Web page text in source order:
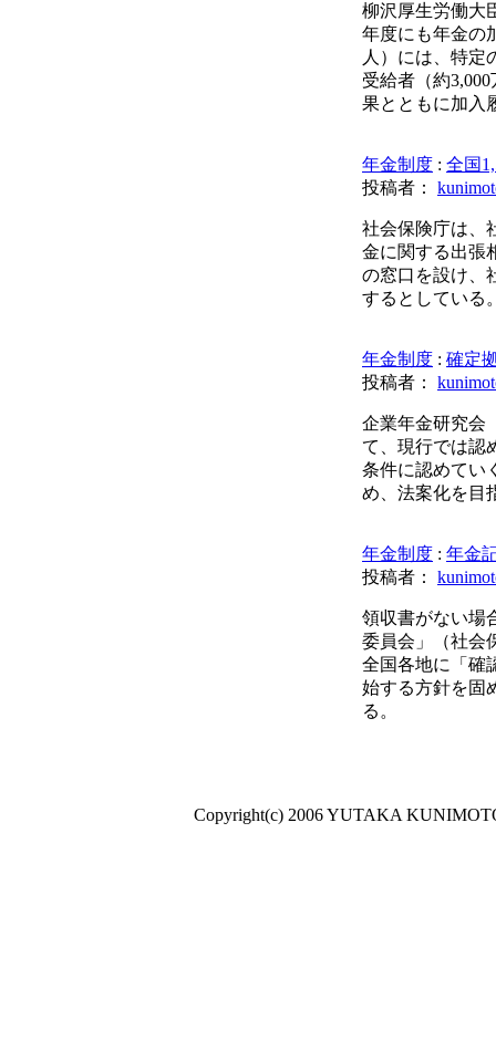
柳沢厚生労働大
年度にも年金の
人）には、特定
受給者（約
果とともに加入
年金制度 : 全国
投稿者：
社会保険庁は、
金に関する出張
の窓口を設け、
するとしている
年金制度 : 確定
投稿者：
企業年金研究会
て、現行では認
条件に認めてい
め、法案化を目
年金制度 : 年金
投稿者：
領収書がない場
委員会」（社会
全国各地に「確
始する方針を固
る。
Copyright(c) 2006 YUTAKA